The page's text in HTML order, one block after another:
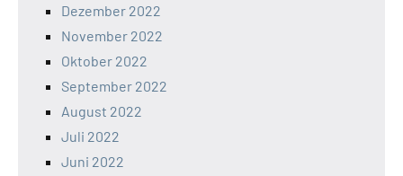
Dezember 2022
November 2022
Oktober 2022
September 2022
August 2022
Juli 2022
Juni 2022